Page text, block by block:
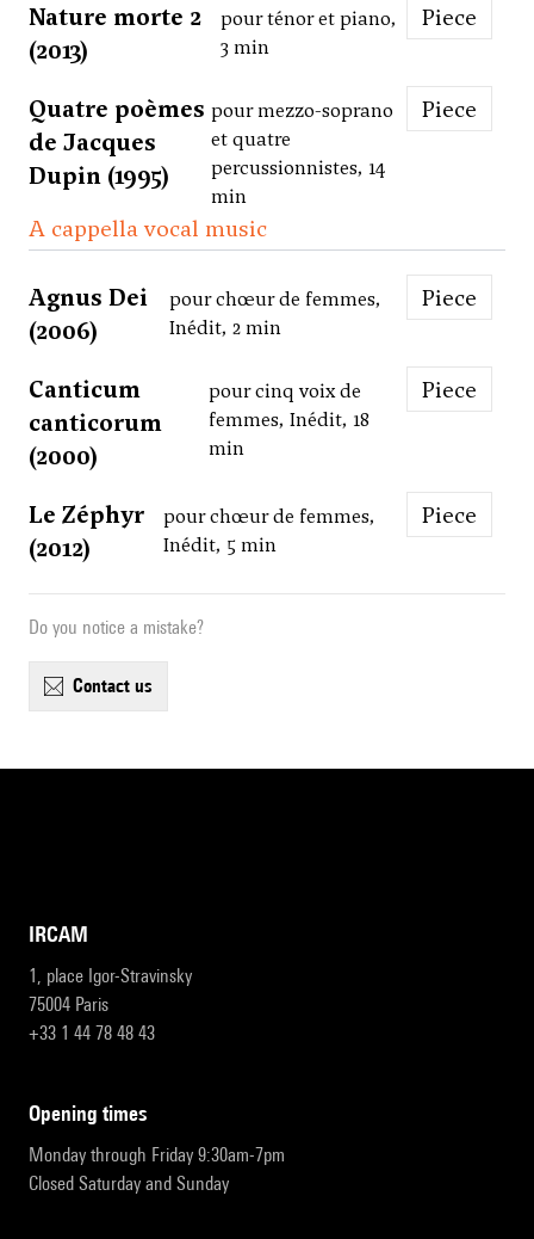
Nature morte 2
(2013)
pour ténor et piano,
3 min
Piece
Quatre poèmes
de Jacques
Dupin (1995)
pour mezzo-soprano
et quatre
percussionnistes, 14
min
Piece
A cappella vocal music
Agnus Dei
(2006)
pour chœur de femmes,
Inédit, 2 min
Piece
Canticum
canticorum
(2000)
pour cinq voix de
femmes, Inédit, 18
min
Piece
Le Zéphyr
(2012)
pour chœur de femmes,
Inédit, 5 min
Piece
Do you notice a mistake?
contact us
IRCAM
1, place Igor-Stravinsky
75004 Paris
+33 1 44 78 48 43
opening times
Monday through Friday 9:30am-7pm
Closed Saturday and Sunday